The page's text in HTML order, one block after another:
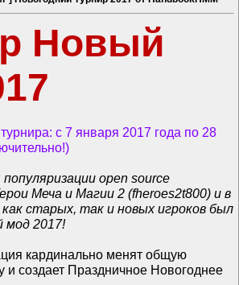
Новый
с 7 января 2017 года по 28
популяризации open source
Меча и Магии 2 (fheroes2t800) и в
как старых, так и новых игроков был
мод 2017!
кардинально менят общую
и создает Праздничное Новогоднее